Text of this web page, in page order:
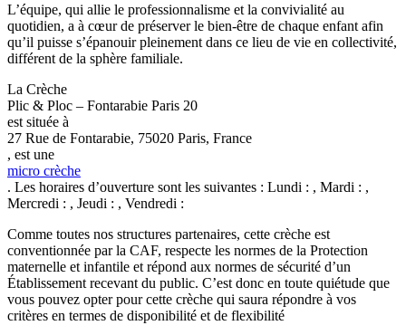
L’équipe, qui allie le professionnalisme et la convivialité au
quotidien, a à cœur de préserver le bien-être de chaque enfant afin
qu’il puisse s’épanouir pleinement dans ce lieu de vie en collectivité,
différent de la sphère familiale.
La Crèche
Plic & Ploc – Fontarabie Paris 20
est située à
27 Rue de Fontarabie, 75020 Paris, France
, est une
micro crèche
. Les horaires d’ouverture sont les suivantes : Lundi : , Mardi : ,
Mercredi : , Jeudi : , Vendredi :
Comme toutes nos structures partenaires, cette crèche est
conventionnée par la CAF, respecte les normes de la Protection
maternelle et infantile et répond aux normes de sécurité d’un
Établissement recevant du public. C’est donc en toute quiétude que
vous pouvez opter pour cette crèche qui saura répondre à vos
critères en termes de disponibilité et de flexibilité